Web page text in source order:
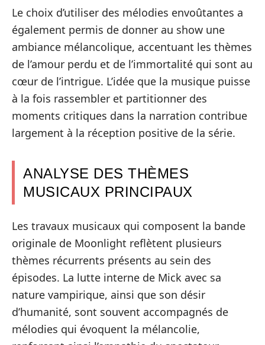
Le choix d’utiliser des mélodies envoûtantes a
également permis de donner au show une
ambiance mélancolique, accentuant les thèmes
de l’amour perdu et de l’immortalité qui sont au
cœur de l’intrigue. L’idée que la musique puisse
à la fois rassembler et partitionner des
moments critiques dans la narration contribue
largement à la réception positive de la série.
ANALYSE DES THÈMES
MUSICAUX PRINCIPAUX
Les travaux musicaux qui composent la bande
originale de Moonlight reflètent plusieurs
thèmes récurrents présents au sein des
épisodes. La lutte interne de Mick avec sa
nature vampirique, ainsi que son désir
d’humanité, sont souvent accompagnés de
mélodies qui évoquent la mélancolie,